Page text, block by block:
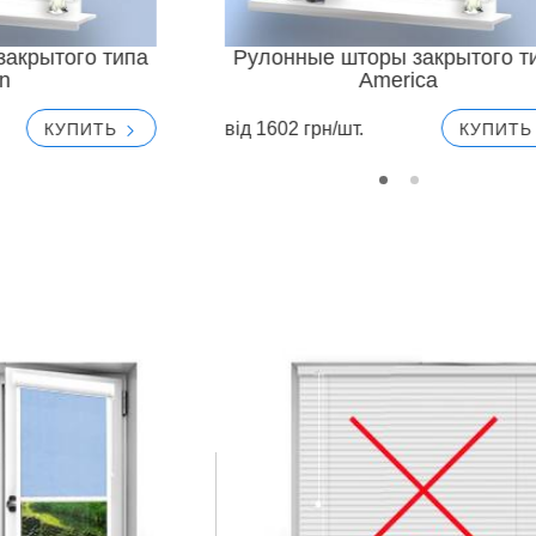
типа
КУПИТЬ
Рулонные шторы закрытого
America
вiд 1602 грн/шт. КУПИТЬ